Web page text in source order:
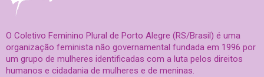
O Coletivo Feminino Plural de Porto Alegre (RS/Brasil) é uma
organização feminista não governamental fundada em 1996 por
um grupo de mulheres identificadas com a luta pelos direitos
humanos e cidadania de mulheres e de meninas.